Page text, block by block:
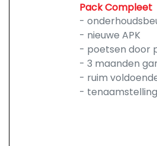
Pack Compleet
-
- nieuwe APK
- poetsen door
- 3 maanden
- ruim
-